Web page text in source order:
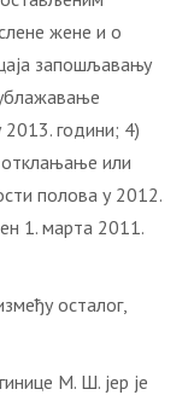
жене и о
запошљавању
години; 4)
или
полова у 2012.
1. марта 2011.
осталог,
М. Ш. јер је